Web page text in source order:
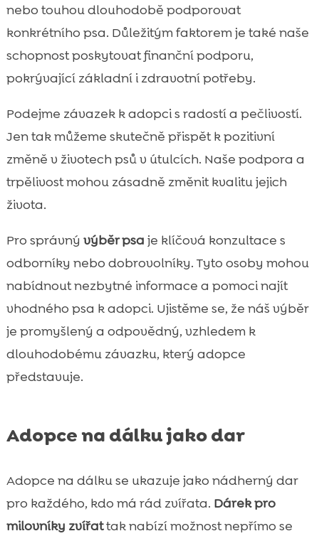
nebo touhou dlouhodobě podporovat
konkrétního psa. Důležitým faktorem je také naše
schopnost poskytovat finanční podporu,
pokrývající základní i zdravotní potřeby.
Podejme závazek k adopci s radostí a pečlivostí.
Jen tak můžeme skutečně přispět k pozitivní
změně v životech psů v útulcích. Naše podpora a
trpělivost mohou zásadně změnit kvalitu jejich
života.
Pro správný výběr psa je klíčová konzultace s
odborníky nebo dobrovolníky. Tyto osoby mohou
nabídnout nezbytné informace a pomoci najít
vhodného psa k adopci. Ujistěme se, že náš výběr
je promyšlený a odpovědný, vzhledem k
dlouhodobému závazku, který adopce
představuje.
Adopce na dálku jako dar
Adopce na dálku se ukazuje jako nádherný dar
pro každého, kdo má rád zvířata. Dárek pro
milovníky zvířattak nabízí možnost nepřímo se